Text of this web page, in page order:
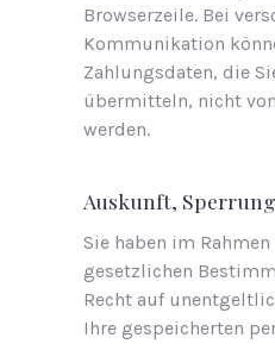
Browserzeile. Bei
Kommunikation
Zahlungsdaten, die
übermitteln, nicht
werden.
Auskunft,
Sie haben im
gesetzlichen
Recht auf
Ihre gespeicherten